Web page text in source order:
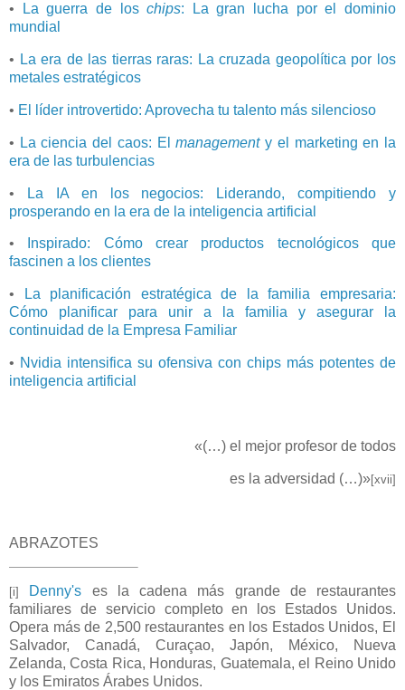
• La guerra de loschips: La gran lucha por el dominio
mundial
• La era de las tierras raras: La cruzada geopolítica por los
metales estratégicos
• El líder introvertido: Aprovecha tu talento más silencioso
• La ciencia del caos: Elmanagementy el marketing en la
era de las turbulencias
•
La IA en los negocios: Liderando, compitiendo y
prosperando en la era de la inteligencia artificial
•
Inspirado: Cómo crear productos tecnológicos que
fascinen a los clientes
•
La planificación estratégica de la familia empresaria:
Cómo planificar para unir a la familia y asegurar la
continuidad de la Empresa Familiar
• Nvidia intensifica su ofensiva con chips más potentes de
inteligencia artificial
«(…) el mejor profesor de todos
es la adversidad (…)»[xvii]
ABRAZOTES
[i] Denny's es la cadena más grande de restaurantes
familiares de servicio completo en los Estados Unidos.
Opera más de 2,500 restaurantes en los Estados Unidos, El
Salvador, Canadá, Curaçao, Japón, México, Nueva
Zelanda, Costa Rica, Honduras, Guatemala, el Reino Unido
y los Emiratos Árabes Unidos.